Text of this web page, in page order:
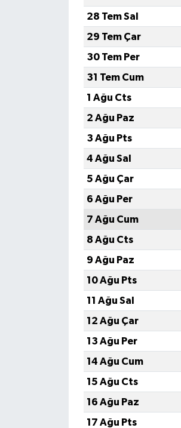
28 Tem Sal
29 Tem Çar
30 Tem Per
31 Tem Cum
1 Ağu Cts
2 Ağu Paz
3 Ağu Pts
4 Ağu Sal
5 Ağu Çar
6 Ağu Per
7 Ağu Cum
8 Ağu Cts
9 Ağu Paz
10 Ağu Pts
11 Ağu Sal
12 Ağu Çar
13 Ağu Per
14 Ağu Cum
15 Ağu Cts
16 Ağu Paz
17 Ağu Pts